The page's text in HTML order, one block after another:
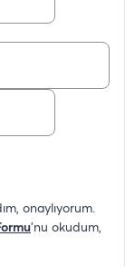
onaylıyorum.
'nu okudum,